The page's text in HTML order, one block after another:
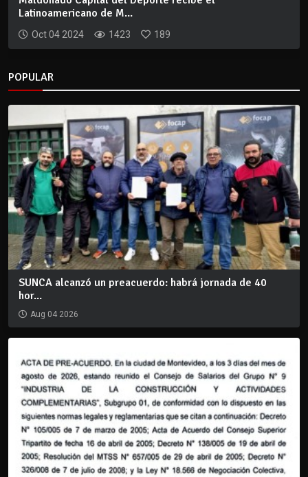
Latinoamericano de M...
Oct 04 2024 1423 189
POPULAR
SUNCA alcanzó un preacuerdo: habrá jornada de 40
hor...
Aug 04 2026